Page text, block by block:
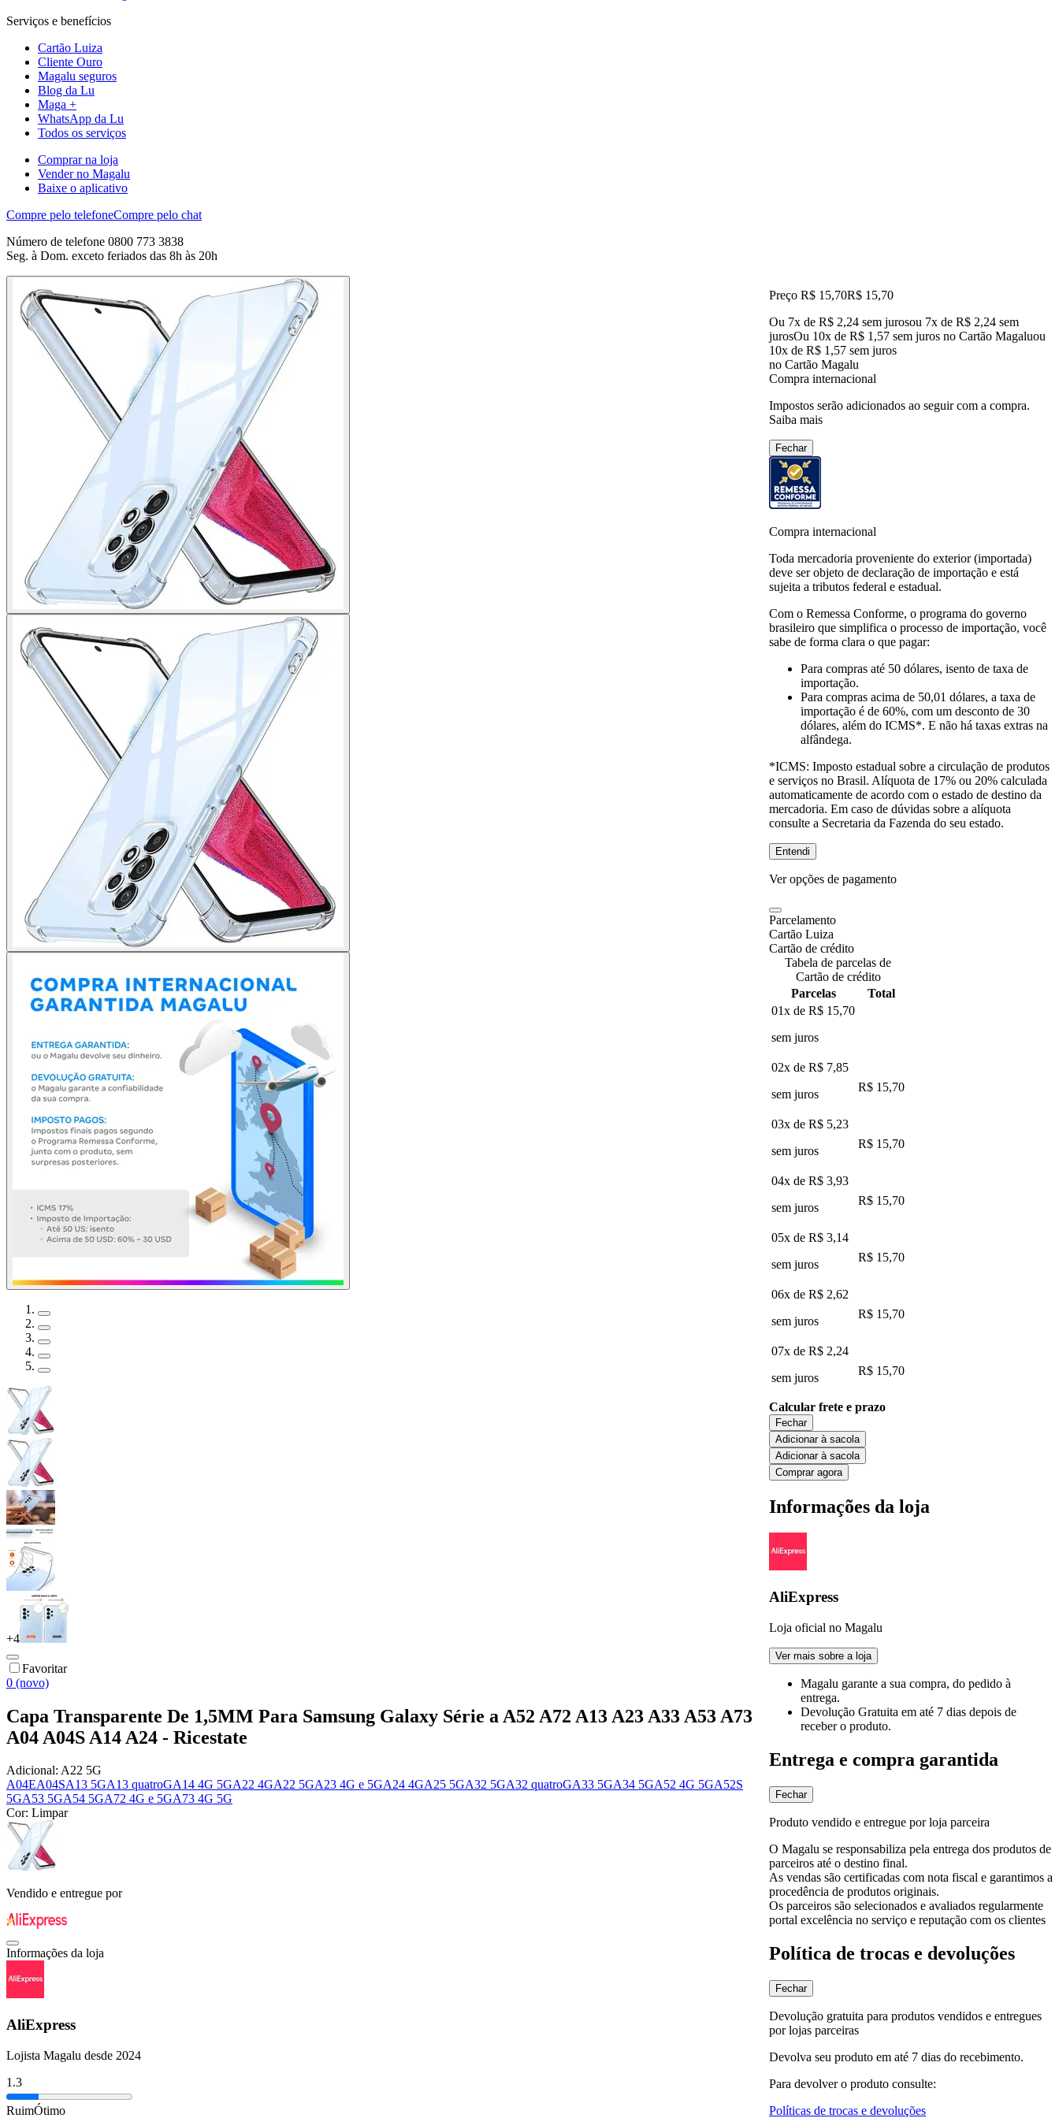
Serviços e benefícios
Cartão Luiza
Cliente Ouro
Magalu seguros
Blog da Lu
Maga +
WhatsApp da Lu
Todos os serviços
Comprar na loja
Vender no Magalu
Baixe o aplicativo
Compre pelo telefoneCompre pelo chat
Número de telefone 0800 773 3838
Seg. à Dom. exceto feriados das 8h às 20h
+4
Favoritar
0 (novo)
Capa Transparente De 1,5MM Para Samsung Galaxy Série a A52 A72 A13 A23 A33 A53 A73
A04 A04S A14 A24 - Ricestate
Adicional: A22 5G
A04EA04SA13 5GA13 quatroGA14 4G 5GA22 4GA22 5GA23 4G e 5GA24 4GA25 5GA32 5GA32 quatroGA33 5GA34 5GA52 4G 5GA52S
5GA53 5GA54 5GA72 4G e 5GA73 4G 5G
Cor: Limpar
Vendido e entregue por
Informações da loja
AliExpress
Lojista Magalu desde 2024
1.3
RuimÓtimo
Preço R$ 15,70R$ 15,70
Ou 7x de R$ 2,24 sem jurosou 7x de R$ 2,24 sem
jurosOu 10x de R$ 1,57 sem juros no Cartão Magaluou
10x de R$ 1,57 sem juros
no Cartão Magalu
Compra internacional
Impostos serão adicionados ao seguir com a compra.
Saiba mais
Fechar
Compra internacional
Toda mercadoria proveniente do exterior (importada)
deve ser objeto de declaração de importação e está
sujeita a tributos federal e estadual.
Com o Remessa Conforme, o programa do governo
brasileiro que simplifica o processo de importação, você
sabe de forma clara o que pagar:
Para compras até 50 dólares, isento de taxa de
importação.
Para compras acima de 50,01 dólares, a taxa de
importação é de 60%, com um desconto de 30
dólares, além do ICMS*. E não há taxas extras na
alfândega.
*ICMS: Imposto estadual sobre a circulação de produtos
e serviços no Brasil. Alíquota de 17% ou 20% calculada
automaticamente de acordo com o estado de destino da
mercadoria. Em caso de dúvidas sobre a alíquota
consulte a Secretaria da Fazenda do seu estado.
Entendi
Ver opções de pagamento
Parcelamento
Cartão Luiza
Cartão de crédito
Tabela de parcelas de
Cartão de crédito
Parcelas
Total
01x de R$ 15,70
sem juros
02x de R$ 7,85
sem juros
R$ 15,70
03x de R$ 5,23
sem juros
R$ 15,70
04x de R$ 3,93
sem juros
R$ 15,70
05x de R$ 3,14
sem juros
R$ 15,70
06x de R$ 2,62
sem juros
R$ 15,70
07x de R$ 2,24
sem juros
R$ 15,70
Calcular frete e prazo
Fechar
Adicionar à sacola
Adicionar à sacola
Comprar agora
Informações da loja
AliExpress
Loja oficial no Magalu
Ver mais sobre a loja
Magalu garante a sua compra, do pedido à
entrega.
Devolução Gratuita em até 7 dias depois de
receber o produto.
Entrega e compra garantida
Fechar
Produto vendido e entregue por loja parceira
O Magalu se responsabiliza pela entrega dos produtos de
parceiros até o destino final.
As vendas são certificadas com nota fiscal e garantimos a
procedência de produtos originais.
Os parceiros são selecionados e avaliados regularmente
portal excelência no serviço e reputação com os clientes
Política de trocas e devoluções
Fechar
Devolução gratuita para produtos vendidos e entregues
por lojas parceiras
Devolva seu produto em até 7 dias do recebimento.
Para devolver o produto consulte:
Políticas de trocas e devoluções